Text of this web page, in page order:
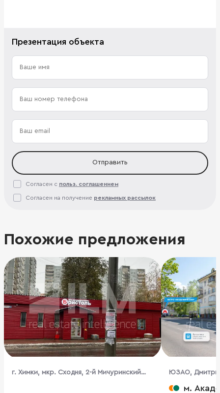
Презентация объекта
Отправить
Согласен с польз. соглашением
Согласен на получение рекламных рассылок
Похожие предложения
г. Химки, мкр. Сходня, 2-й Мичуринский
ЮЗАО,
м.